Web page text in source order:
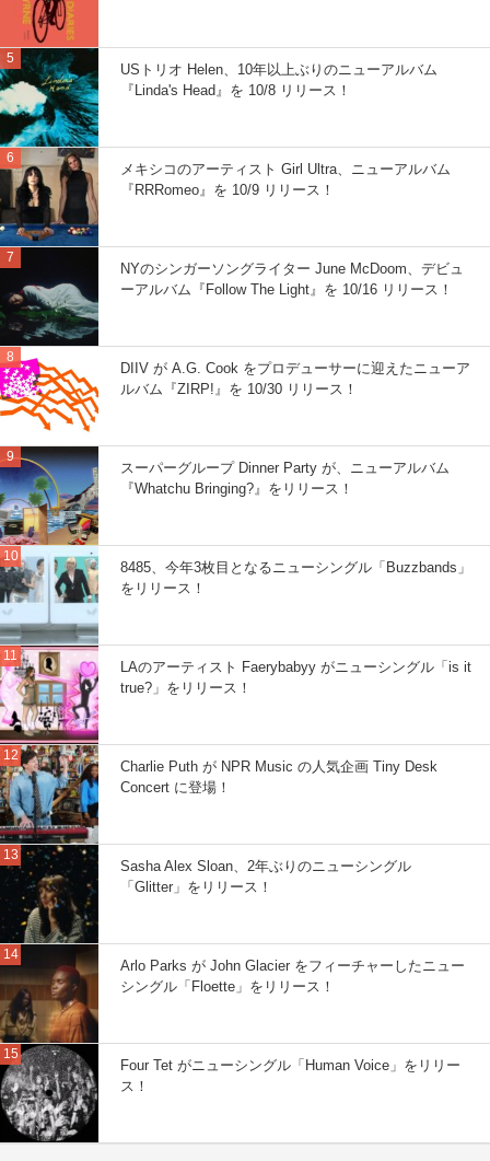
USトリオ Helen、10年以上ぶりのニューアルバム
『Linda's Head』を 10/8 リリース！
メキシコのアーティスト Girl Ultra、ニューアルバム
『RRRomeo』を 10/9 リリース！
NYのシンガーソングライター June McDoom、デビュ
ーアルバム『Follow The Light』を 10/16 リリース！
DIIV が A.G. Cook をプロデューサーに迎えたニューア
ルバム『ZIRP!』を 10/30 リリース！
スーパーグループ Dinner Party が、ニューアルバム
『Whatchu Bringing?』をリリース！
8485、今年3枚目となるニューシングル「Buzzbands」
をリリース！
LAのアーティスト Faerybabyy がニューシングル「is it
true?」をリリース！
Charlie Puth が NPR Music の人気企画 Tiny Desk
Concert に登場！
Sasha Alex Sloan、2年ぶりのニューシングル
「Glitter」をリリース！
Arlo Parks が John Glacier をフィーチャーしたニュー
シングル「Floette」をリリース！
Four Tet がニューシングル「Human Voice」をリリー
ス！